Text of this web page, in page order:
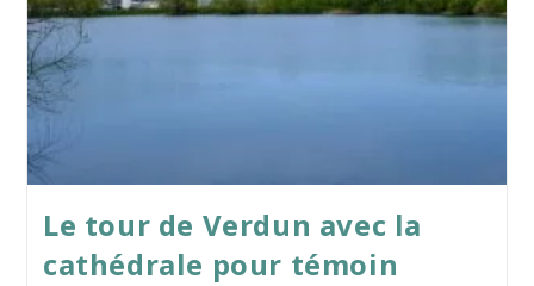
Le tour de Verdun avec la
cathédrale pour témoin